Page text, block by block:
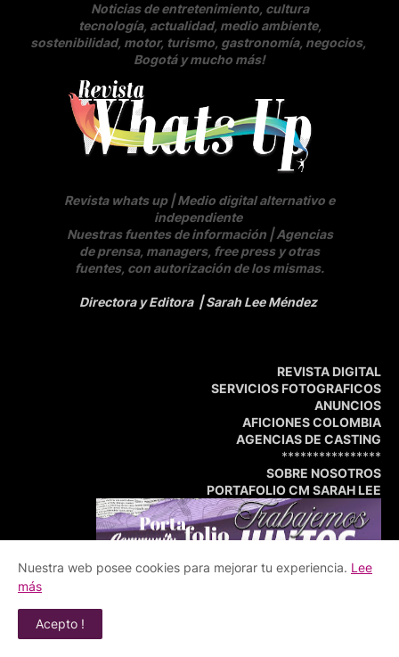
Noticias de entretenimiento, cultura
tecnología, actualidad, medio ambiente,
sostenibilidad, motor, turismo, gastronomía, negocios,
Bogotá y mucho más!
Revista whats up | Medio digital alternativo e
independiente
Nuestras fuentes de información | Agencias
de prensa, managers, free press y otras
fuentes, con autorización de los mismas.
Directora y Editora| Sarah Lee Méndez
REVISTA DIGITAL
SERVICIOS FOTOGRAFICOS
ANUNCIOS
AFICIONES COLOMBIA
AGENCIAS DE CASTING
****************
SOBRE NOSOTROS
PORTAFOLIO CM SARAH LEE
Nuestra web posee cookies para mejorar tu experiencia. Lee
más
Acepto !